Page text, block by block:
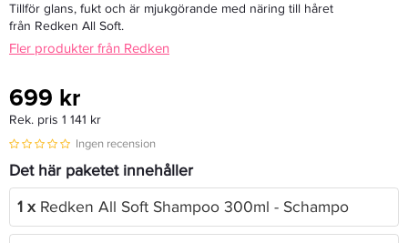
Tillför glans, fukt och är mjukgörande med näring till håret
från Redken All Soft.
Fler produkter från Redken
699 kr
Rek. pris 1 141 kr
Ingen recension
Det här paketet innehåller
1 x Redken All Soft Shampoo 300ml - Schampo